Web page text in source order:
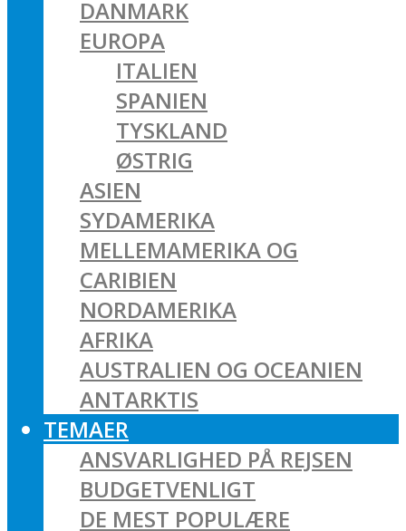
DANMARK
EUROPA
ITALIEN
SPANIEN
TYSKLAND
ØSTRIG
ASIEN
SYDAMERIKA
MELLEMAMERIKA OG
CARIBIEN
NORDAMERIKA
AFRIKA
AUSTRALIEN OG OCEANIEN
ANTARKTIS
TEMAER
ANSVARLIGHED PÅ REJSEN
BUDGETVENLIGT
DE MEST POPULÆRE